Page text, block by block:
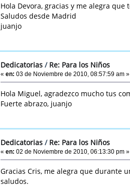
Hola Devora, gracias y me alegra que
Saludos desde Madrid
juanjo
Dedicatorias / Re: Para los Niños
«en: 03 de Noviembre de 2010, 08:57:59 am »
Hola Miguel, agradezco mucho tus
Fuerte abrazo, juanjo
Dedicatorias / Re: Para los Niños
«en: 02 de Noviembre de 2010, 06:13:30 pm »
Gracias Cris, me alegra que durante
saludos.